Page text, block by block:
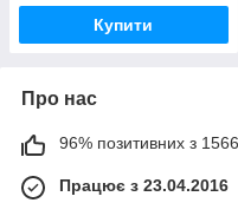
Купити
Про нас
96% позитивних з 1566
Працює з 23.04.2016